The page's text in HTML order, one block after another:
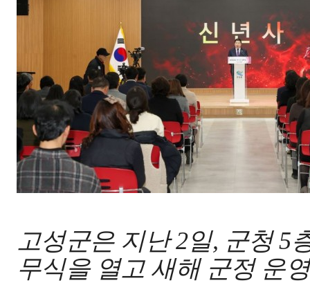
고성군은 지난 2일, 군청5
무식을 열고 새해 군정 운